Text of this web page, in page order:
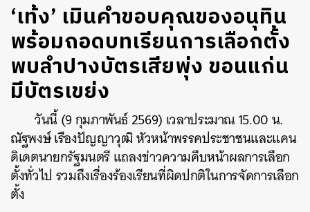
‘เท้ง’ เมินคำขอบคุณของอนุทิน
พร้อมถอดบทเรียนการเลือกตั้ง
พบลำปางบัตรเสียพุ่ง ขอนแก่น
มีบัตรเขย่ง
วันนี้ (9 กุมภาพันธ์ 2569) เวลาประมาณ 15.00 น.
ณัฐพงษ์ เรืองปัญญาวุฒิ หัวหน้าพรรคประชาชนและแคน
ดิเดตนายกรัฐมนตรี แถลงข่าวความคืบหน้าผลการเลือก
ตั้งทั่วไป รวมถึงเรื่องร้องเรียนที่ผิดปกติในการจัดการเลือก
ตั้ง